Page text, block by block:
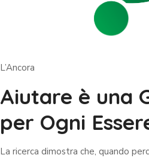
L’Ancora
Aiutare è una
per Ogni
La ricerca dimostra che, quando